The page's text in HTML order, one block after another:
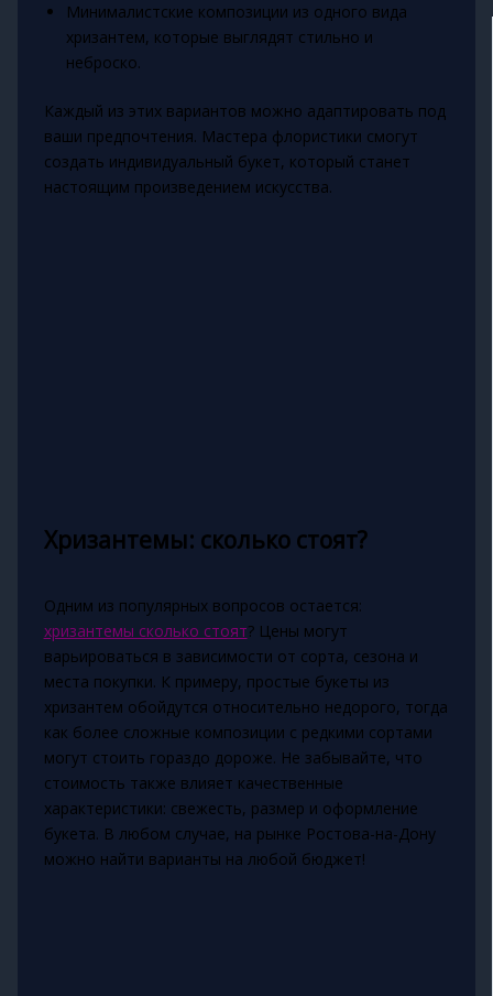
Минималистские композиции из одного вида
хризантем, которые выглядят стильно и
неброско.
Каждый из этих вариантов можно адаптировать под
ваши предпочтения. Мастера флористики смогут
создать индивидуальный букет, который станет
настоящим произведением искусства.
Хризантемы: сколько стоят?
Одним из популярных вопросов остается:
хризантемы сколько стоят? Цены могут
варьироваться в зависимости от сорта, сезона и
места покупки. К примеру, простые букеты из
хризантем обойдутся относительно недорого, тогда
как более сложные композиции с редкими сортами
могут стоить гораздо дороже. Не забывайте, что
стоимость также влияет качественные
характеристики: свежесть, размер и оформление
букета. В любом случае, на рынке Ростова-на-Дону
можно найти варианты на любой бюджет!